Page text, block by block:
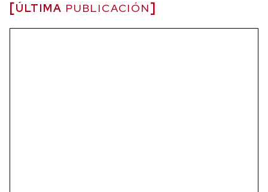
ÚLTIMA PUBLICACIÓN